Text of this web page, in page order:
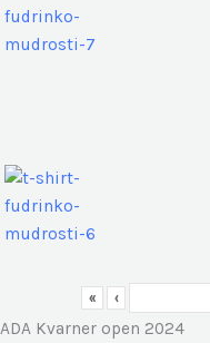
« ‹
ADA Kvarner open 2024